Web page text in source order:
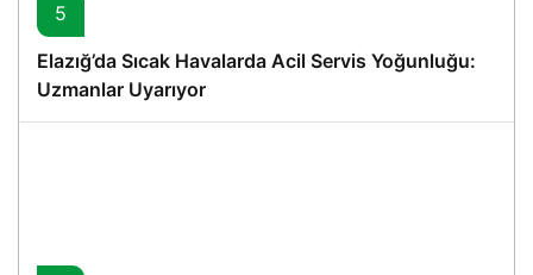
5
Elazığ’da Sıcak Havalarda Acil Servis Yoğunluğu:
Uzmanlar Uyarıyor